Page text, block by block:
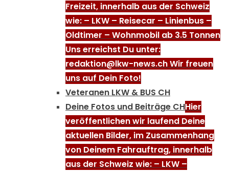
Freizeit, innerhalb aus der Schweiz
wie: – LKW – Reisecar – Linienbus –
Oldtimer – Wohnmobil ab 3.5 Tonnen
Uns erreichst Du unter:
redaktion@lkw-news.ch Wir freuen
uns auf Dein Foto!
Veteranen LKW & BUS CH
Deine Fotos und Beiträge CHHier
veröffentlichen wir laufend Deine
aktuellen Bilder, im Zusammenhang
von Deinem Fahrauftrag, innerhalb
aus der Schweiz wie: – LKW –